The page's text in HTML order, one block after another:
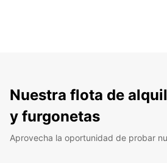
Nuestra flota de
y furgonetas
Aprovecha la oportunidad de probar